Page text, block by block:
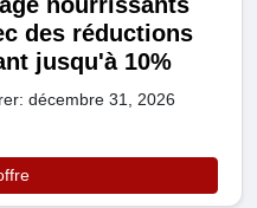
des réductions
jusqu'à 10%
décembre 31, 2026